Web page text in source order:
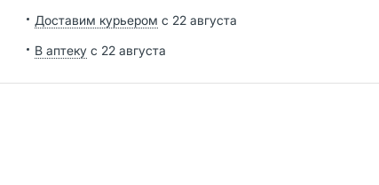
Доставим курьером с 22 августа
В аптеку с 22 августа